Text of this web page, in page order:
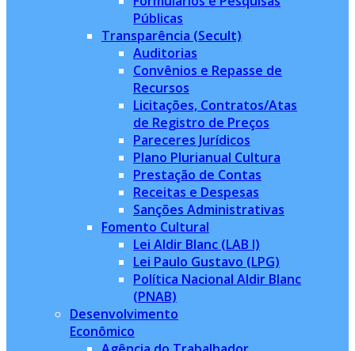
Públicas
Transparência (Secult)
Auditorias
Convênios e Repasse de
Recursos
Licitações, Contratos/Atas
de Registro de Preços
Pareceres Jurídicos
Plano Plurianual Cultura
Prestação de Contas
Receitas e Despesas
Sanções Administrativas
Fomento Cultural
Lei Aldir Blanc (LAB I)
Lei Paulo Gustavo (LPG)
Política Nacional Aldir Blanc
(PNAB)
Desenvolvimento
Econômico